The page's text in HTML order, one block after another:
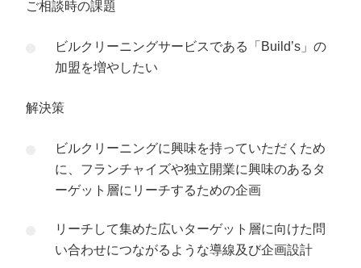
ご相談時の課題
ビルクリーニングサービスである「Build’s」の
加盟を増やしたい
解決策
ビルクリーニングに興味を持っていただくため
に、フランチャイズや独立開業に興味のあるタ
ーゲット層にリーチするための企画
リーチして集めた広いターゲット層に向けた問
い合わせにつながるような導線及び企画設計